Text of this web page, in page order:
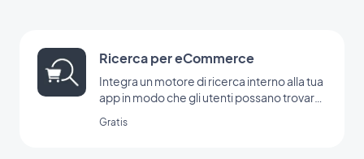
Ricerca per eCommerce
Integra un motore di ricerca interno alla tua
app in modo che gli utenti possano trovare i
l'estensione Ricerca di GoodBarber.
Gratis